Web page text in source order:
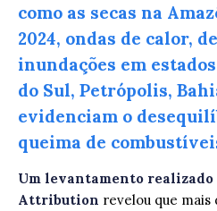
como as secas na
2024, ondas de calor,
inundações em
do Sul, Petrópolis,
evidenciam o
queima de
Um levantamento
Attribution revelou que mais